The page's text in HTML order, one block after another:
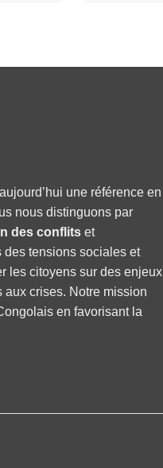
une référence en
nous distinguons par
des conflits et
des tensions sociales et
les citoyens sur des enjeux
crises. Notre mission
en favorisant la